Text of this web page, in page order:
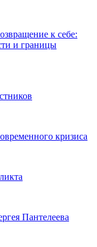
к себе:
и границы
кризиса
Пантелеева